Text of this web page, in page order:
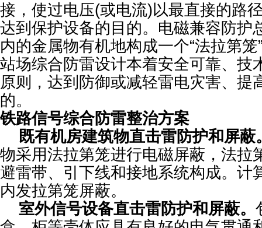
接，使过电压(或电流)以最直接的路
达到保护设备的目的。电磁兼容防护
内的金属物有机地构成一个“法拉第
站场综合防雷设计本着安全可靠、技
原则，达到防御或减轻雷电灾害、提
的。
铁路信号综合防雷整治方案
既有机房建筑物直击雷防护和屏蔽
物采用法拉第笼进行电磁屏蔽，法拉
避雷带、引下线和接地系统构成。计
内发拉第笼屏蔽。
室外信号设备直击雷防护和屏蔽。